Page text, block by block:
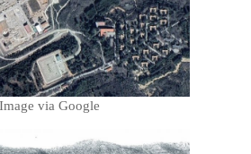
Image via Google